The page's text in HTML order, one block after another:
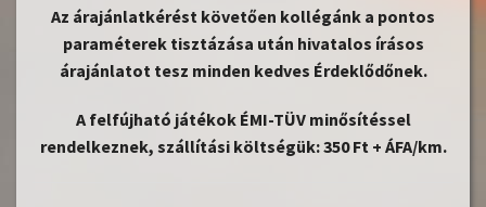
Az árajánlatkérést követően kollégánk a pontos
paraméterek tisztázása után hivatalos írásos
árajánlatot tesz minden kedves Érdeklődőnek.
A felfújható játékok ÉMI-TÜV minősítéssel
rendelkeznek, szállítási költségük: 350 Ft + ÁFA/km.